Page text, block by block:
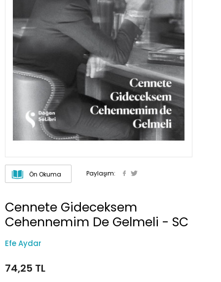
Ön Okuma Paylaşım:
Cennete Gideceksem
Cehennemim De Gelmeli - SC
Efe Aydar
74,25 TL